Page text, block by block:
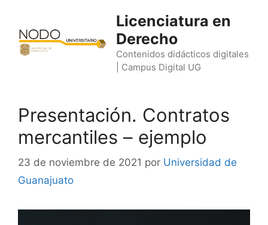
contenido
Licenciatura en
Derecho
Contenidos didácticos digitales
| Campus Digital UG
Presentación. Contratos
mercantiles – ejemplo
23 de noviembre de 2021 por Universidad de
Guanajuato